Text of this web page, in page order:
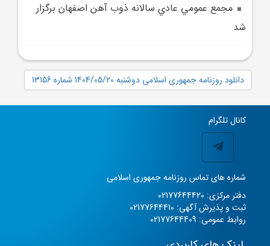
مجمع عمومي عادي سالانه ذوب آهن اصفهان برگزار
شد
دانلود روزنامه جمهوری اسلامی دوشنبه 1404/05/20 شماره 13156
کانال تلگرام
شماره های تماس روزنامه جمهوری اسلامی
دفتر مرکزی: 02177644420
ثبت و پذیرش آگهی: 02177644410
روابط عمومی: 02177644409